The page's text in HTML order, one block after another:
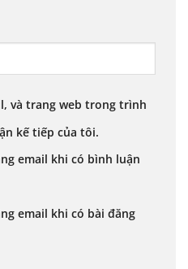
và trang web trong trình
kế tiếp của tôi.
email khi có bình luận
email khi có bài đăng